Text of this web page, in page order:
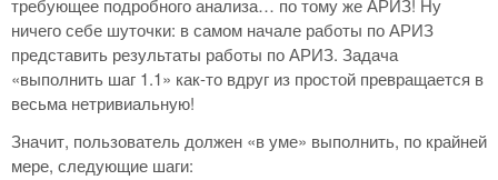
требующее подробного анализа… по тому же АРИЗ! Ну
ничего себе шуточки: в самом начале работы по АРИЗ
представить результаты работы по АРИЗ. Задача
«выполнить шаг 1.1» как-то вдруг из простой превращается в
весьма нетривиальную!
Значит, пользователь должен «в уме» выполнить, по крайней
мере, следующие шаги: